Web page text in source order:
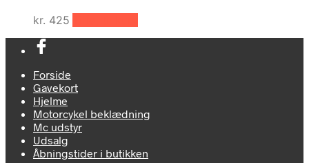
kr. 425
Forside
Gavekort
Hjelme
Motorcykel beklædning
Mc udstyr
Udsalg
Åbningstider i butikken